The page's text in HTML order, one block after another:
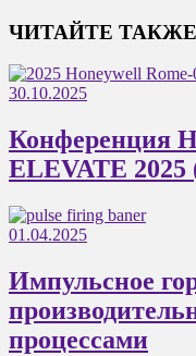
ЧИТАЙТЕ ТАКЖЕ
30.10.2025
Конференция
ELEVATE
01.04.2025
Импульсное
процессами